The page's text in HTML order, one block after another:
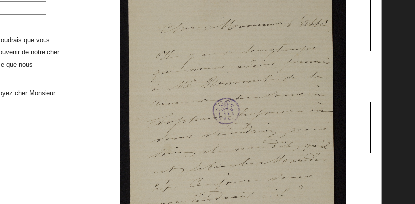
que vous
de notre cher
que nous
cher Monsieur